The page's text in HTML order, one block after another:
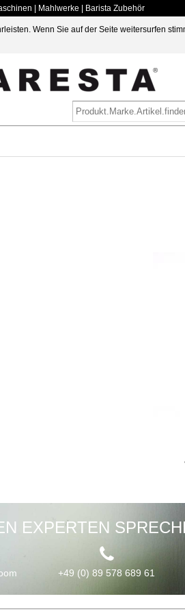
Wenn Sie auf der Seite weitersurfen
| Mahlwerke | Barista Zubehör
EXPERTEN
+49 (0) 89 578 689 61